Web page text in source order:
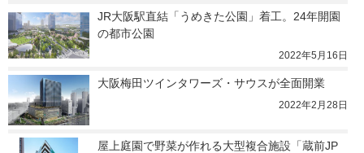
JR大阪駅直結「うめきた公園」着工。24年開園
の都市公園
2022年5月16日
大阪梅田ツインタワーズ・サウスが全面開業
2022年2月28日
屋上庭園で野菜が作れる大型複合施設「蔵前JP